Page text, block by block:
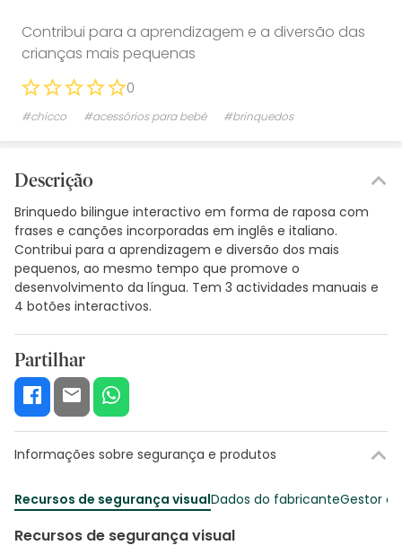
Contribui para a aprendizagem e a diversão das
crianças mais pequenas
0
#chicco #acessórios para bebé #brinquedos
Descrição
Brinquedo bilingue interactivo em forma de raposa com
frases e canções incorporadas em inglês e italiano.
Contribui para a aprendizagem e diversão dos mais
pequenos, ao mesmo tempo que promove o
desenvolvimento da língua. Tem 3 actividades manuais e
4 botões interactivos.
Partilhar
Informações sobre segurança e produtos
Recursos de segurança visualDados do fabricanteGestor
Recursos de segurança visual